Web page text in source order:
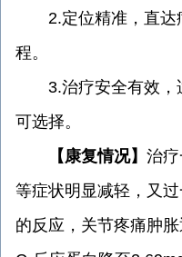
2.定位精准，直达
程。
3.治疗安全有效，
可选择。
【康复情况】 治
等症状明显减轻，又
的反应，关节疼痛肿